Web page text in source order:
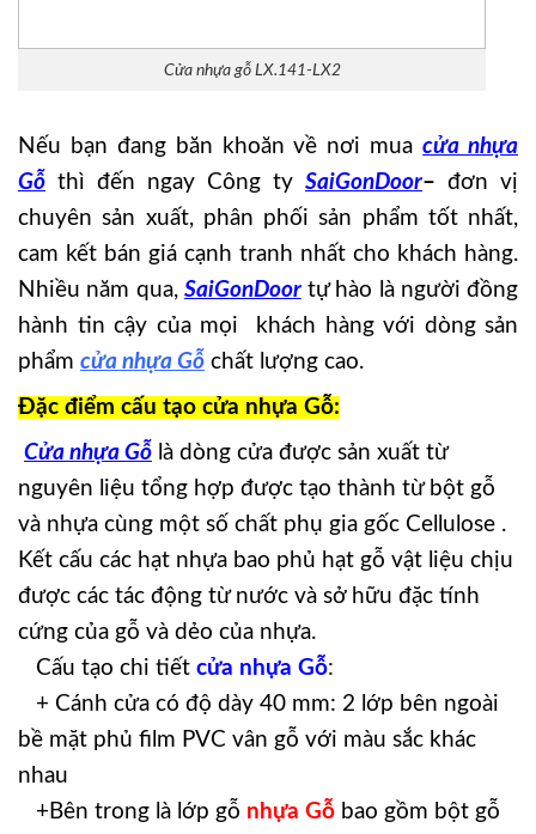
Cửa nhựa gỗ LX.141-LX2
Nếu bạn đang băn khoăn về nơi muacửa nhựa
Gỗ thì đến ngay Công ty SaiGonDoor– đơn vị
chuyên sản xuất, phân phối sản phẩm tốt nhất,
cam kết bán giá cạnh tranh nhất cho khách hàng.
Nhiều năm qua, SaiGonDoortự hào là người đồng
hành tin cậy của mọi khách hàng với dòng sản
phẩm cửa nhựa Gỗ chất lượng cao.
Đặc điểm cấu tạo cửa nhựa Gỗ:
Cửa nhựa Gỗ là dòng cửa được sản xuất từ
nguyên liệu tổng hợp được tạo thành từ bột gỗ
và nhựa cùng một số chất phụ gia gốc Cellulose .
Kết cấu các hạt nhựa bao phủ hạt gỗ vật liệu chịu
được các tác động từ nước và sở hữu đặc tính
cứng của gỗ và dẻo của nhựa.
Cấu tạo chi tiết cửa nhựa Gỗ:
+ Cánh cửa có độ dày 40 mm: 2 lớp bên ngoài
bề mặt phủ film PVC vân gỗ với màu sắc khác
nhau
+Bên trong là lớp gỗ nhựa Gỗ bao gồm bột gỗ